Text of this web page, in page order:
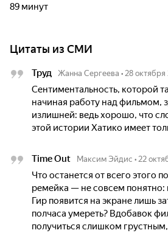
89 минут
Цитаты из СМИ
Труд Жанна Сергеева • 28 октября
Сентиментальность, которой
начиная работу над фильмом,
излишней: ведь хорошо, что
этой истории Хатико имеет
Time Out Максим Эйдис • 22
Что останется от всего этого
ремейка — не совсем
Гир появится на экране лишь
полчаса умереть? Вдобавок
получиться слишком